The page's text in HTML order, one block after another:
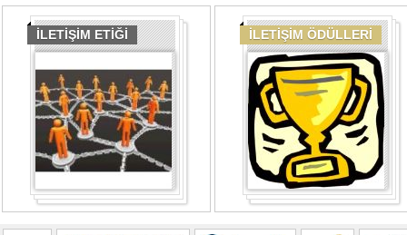
İLETİŞİM ETİĞİ İLETİŞİM ÖDÜLLERİ